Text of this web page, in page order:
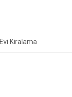
Kiralama